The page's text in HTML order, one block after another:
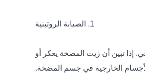
1. الصيانة الروتينية
تبين أن زيت المضخة يعكر أو
الخارجية في جسم المضخة.